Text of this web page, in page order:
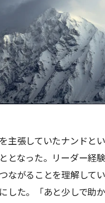
主張していたナンドと
となった。リーダー経
ながることを理解して
した。「あと少しで助